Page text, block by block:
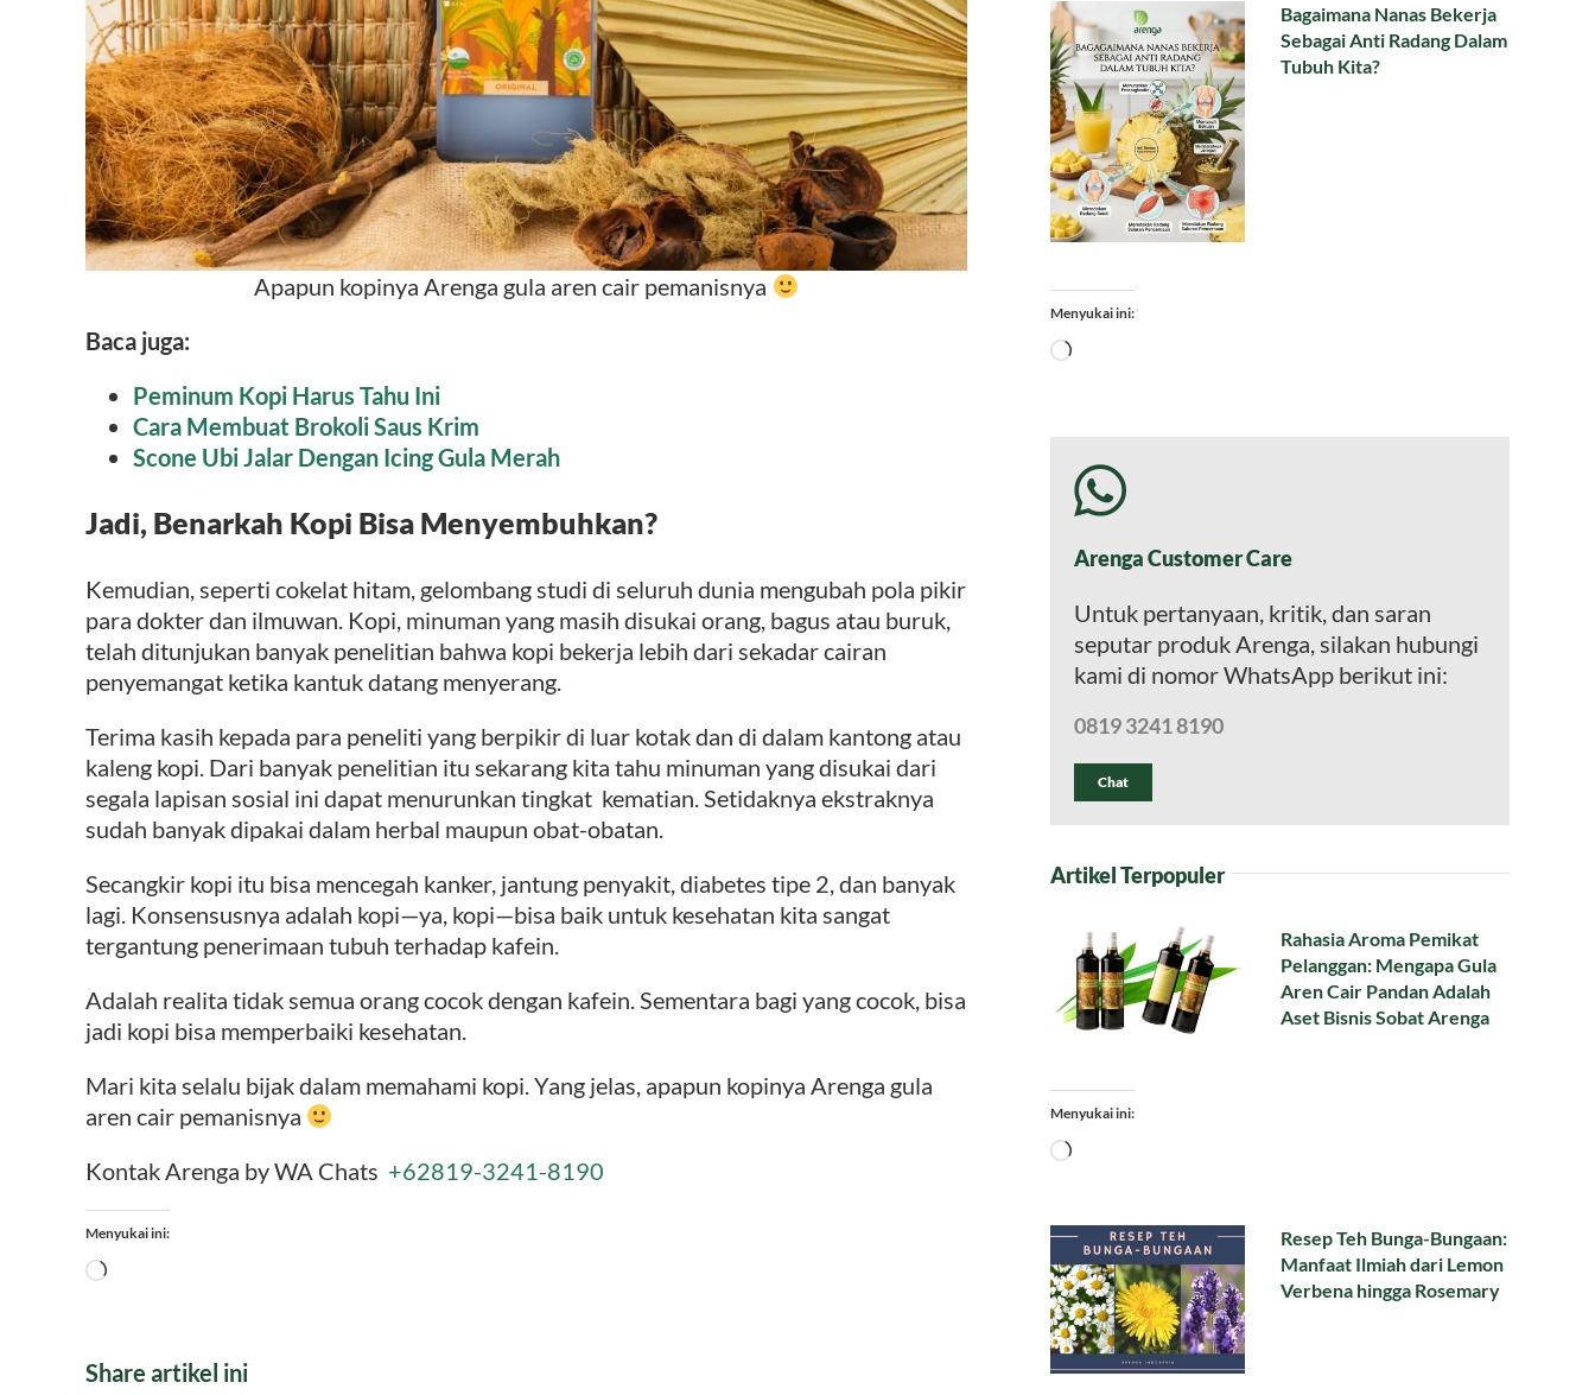
Apapun kopinya Arenga gula aren cair pemanisnya
Baca juga:
Peminum Kopi Harus Tahu Ini
Cara Membuat Brokoli Saus Krim
Scone Ubi Jalar Dengan Icing Gula Merah
Jadi, Benarkah Kopi Bisa Menyembuhkan?
Kemudian, seperti cokelat hitam, gelombang studi di seluruh dunia mengubah pola pikir
para dokter dan ilmuwan. Kopi, minuman yang masih disukai orang, bagus atau buruk,
telah ditunjukan banyak penelitian bahwa kopi bekerja lebih dari sekadar cairan
penyemangat ketika kantuk datang menyerang.
Terima kasih kepada para peneliti yang berpikir di luar kotak dan di dalam kantong atau
kaleng kopi. Dari banyak penelitian itu sekarang kita tahu minuman yang disukai dari
segala lapisan sosial ini dapat menurunkan tingkat kematian. Setidaknya ekstraknya
sudah banyak dipakai dalam herbal maupun obat-obatan.
Secangkir kopi itu bisa mencegah kanker, jantung penyakit, diabetes tipe 2, dan banyak
lagi. Konsensusnya adalah kopi—ya, kopi—bisa baik untuk kesehatan kita sangat
tergantung penerimaan tubuh terhadap kafein.
Adalah realita tidak semua orang cocok dengan kafein. Sementara bagi yang cocok, bisa
jadi kopi bisa memperbaiki kesehatan.
Mari kita selalu bijak dalam memahami kopi. Yang jelas, apapun kopinya Arenga gula
aren cair pemanisnya
Kontak Arenga by WA Chats +62819-3241-8190
Menyukai ini:
Memuat...
Share artikel ini
Bagaimana Nanas Bekerja
Sebagai Anti Radang Dalam
Tubuh Kita?
Menyukai ini:
Memuat...
Arenga Customer Care
Untuk pertanyaan, kritik, dan saran
seputar produk Arenga, silakan hubungi
kami di nomor WhatsApp berikut ini:
0819 3241 8190
Chat
Artikel Terpopuler
Rahasia Aroma Pemikat
Pelanggan: Mengapa Gula
Aren Cair Pandan Adalah
Aset Bisnis Sobat Arenga
Menyukai ini:
Memuat...
Resep Teh Bunga-Bungaan:
Manfaat Ilmiah dari Lemon
Verbena hingga Rosemary